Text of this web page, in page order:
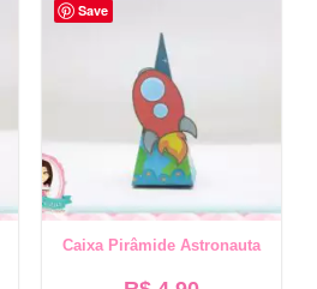
Save
Caixa Pirâmide Astronauta